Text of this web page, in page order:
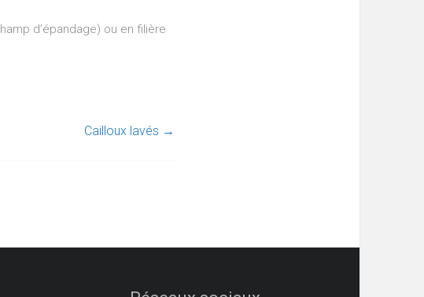
d’épandage) ou en filière
Cailloux lavés →